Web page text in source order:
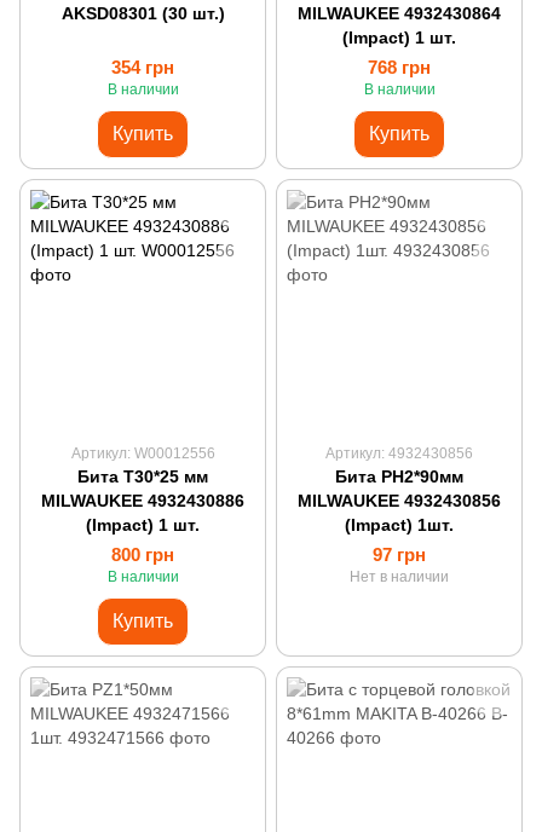
AKSD08301 (30 шт.)
354 грн
В наличии
Купить
MILWAUKEE 4932430864
(Impact) 1 шт.
768 грн
В наличии
Купить
Артикул: W00012556
Бита T30*25 мм
MILWAUKEE 4932430886
(Impact) 1 шт.
800 грн
В наличии
Купить
Артикул: 4932430856
Бита PH2*90мм
MILWAUKEE 4932430856
(Impact) 1шт.
97 грн
Нет в наличии